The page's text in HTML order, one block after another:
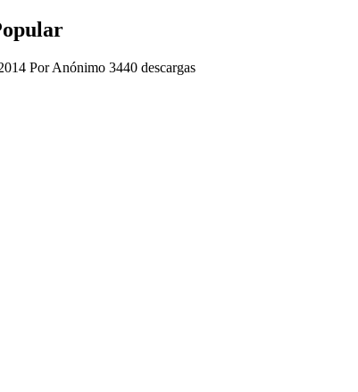
PorAnónimo 3440 descargas